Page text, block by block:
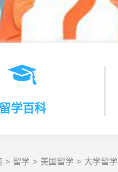
留学百科
留学 美国留学 大学留学